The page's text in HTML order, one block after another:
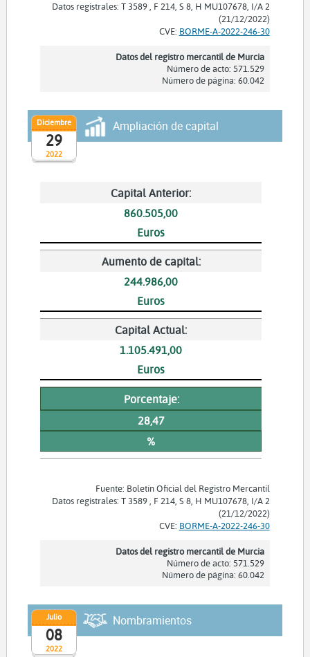
Datos registrales: T 3589 , F 214, S 8, H MU107678, I/A 2
(21/12/2022)
CVE: BORME-A-2022-246-30
Datos del registro mercantil de Murcia
Número de acto: 571.529
Número de página: 60.042
2022
Diciembre
29
Ampliación de capital
Capital Anterior:
860.505,00
Euros
Aumento de capital:
244.986,00
Euros
Capital Actual:
1.105.491,00
Euros
Porcentaje:
28,47
%
Fuente: Boletín Oficial del Registro Mercantil
Datos registrales: T 3589 , F 214, S 8, H MU107678, I/A 2
(21/12/2022)
CVE: BORME-A-2022-246-30
Datos del registro mercantil de Murcia
Número de acto: 571.529
Número de página: 60.042
2022
Julio
08
Nombramientos